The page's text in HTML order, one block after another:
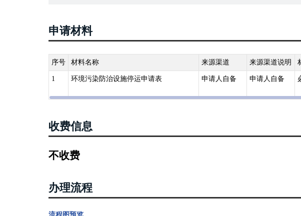
申请材料
序号 材料名称 来源渠道 来源渠道说明
1 环境污染防治设施停运申请表 申请人自备 申请人自备
收费信息
不收费
办理流程